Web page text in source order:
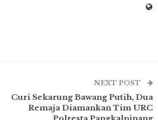
NEXT POST
Curi Sekarung Bawang Putih, Dua
Remaja Diamankan Tim URC
Polresta Pangkalpinang